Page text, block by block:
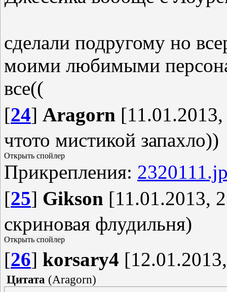
сделали подругому но
моими любимыми
все((
[24] Aragorn
чтото мистикой запахло))
Прикрепления:
[25] Gikson [11.01.2013,
скриновая флудильня)
[26] korsary4
Цитата (Aragorn)